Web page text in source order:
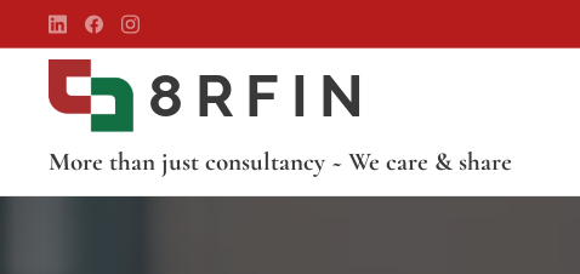
8RFIN
More than just consultancy ~ We care & share